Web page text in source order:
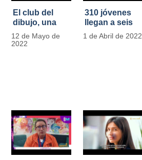
El club del
dibujo, una
apuesta para
formar
12 de Mayo de
2022
310 jóvenes
llegan a seis
unidades del
IDIPRON con
1 de Abril de 2022